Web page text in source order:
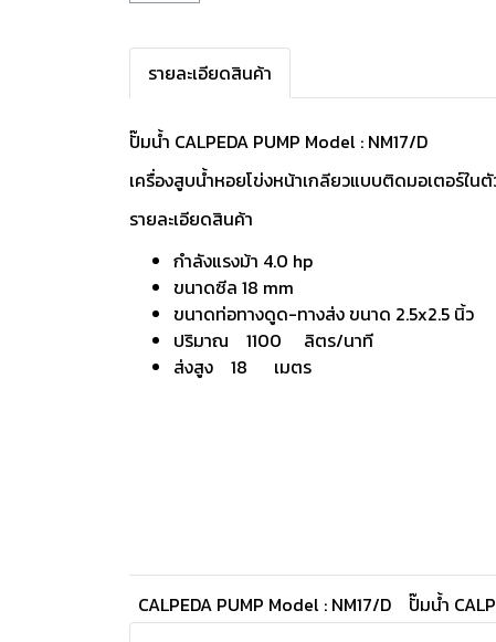
รายละเอียดสินค้า
ปั๊มน้ำ CALPEDA PUMP Model : NM17/D
เครื่องสูบน้ำหอยโข่งหน้าเกลียวแบบติดมอเตอร์ในตั
รายละเอียดสินค้า
กำลังแรงม้า 4.0 hp
ขนาดซีล 18 mm
ขนาดท่อทางดูด-ทางส่ง ขนาด 2.5x2.5 นิ้ว
ปริมาณ 1100 ลิตร/นาที
ส่งสูง 18 เมตร
CALPEDA PUMP Model : NM17/D ปั๊มน้ำ